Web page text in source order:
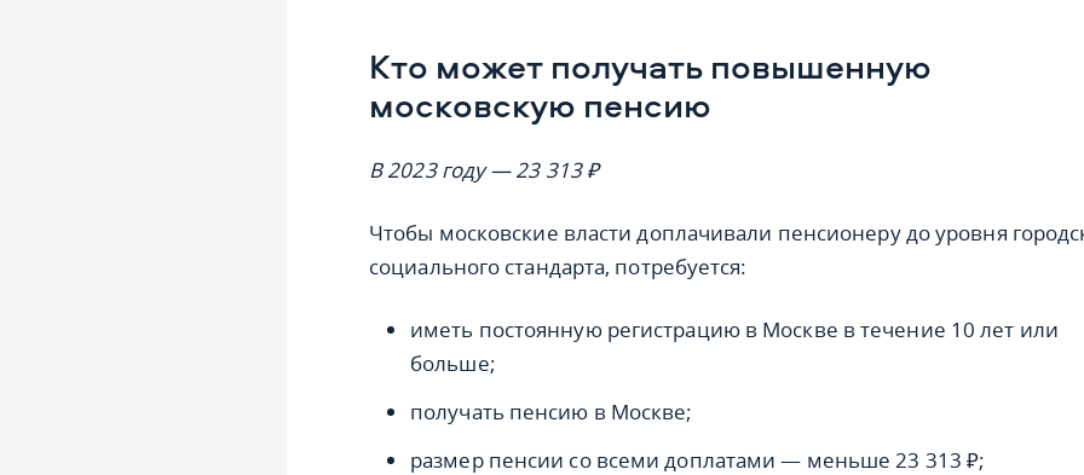
Кто может получать повышенную
московскую пенсию
В 2023 году — 23 313₽
Чтобы московские власти доплачивали пенсионеру до уровня
социального стандарта, потребуется:
иметь постоянную регистрацию в Москве в течение 10 лет или
больше;
получать пенсию в Москве;
размер пенсии со всеми доплатами — меньше 23 313 ₽;